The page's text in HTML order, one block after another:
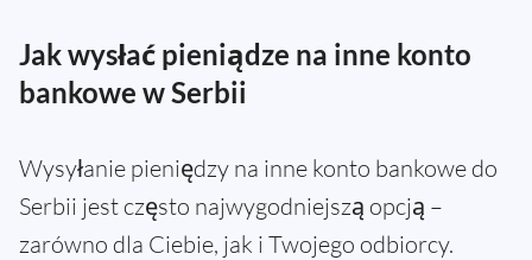
Jak wysłać pieniądze na inne konto
bankowe w Serbii
Wysyłanie pieniędzy na inne konto bankowe do
Serbii jest często najwygodniejszą opcją –
zarówno dla Ciebie, jak i Twojego odbiorcy.